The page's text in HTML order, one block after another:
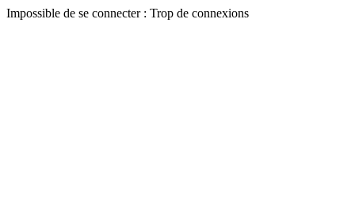
Impossible de se connecter : Trop de connexions